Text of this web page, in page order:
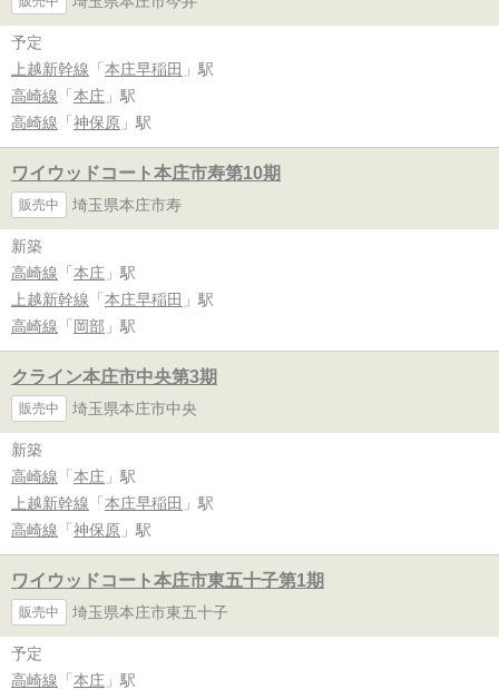
予定
上越新幹線 「 本庄早稲田 」駅
高崎線 「 本庄 」駅
高崎線 「 神保原 」駅
ワイウッドコート本庄市寿第10期
販売中 埼玉県本庄市寿
新築
高崎線 「 本庄 」駅
上越新幹線 「 本庄早稲田 」駅
高崎線 「 岡部 」駅
クライン本庄市中央第3期
販売中 埼玉県本庄市中央
新築
高崎線 「 本庄 」駅
上越新幹線 「 本庄早稲田 」駅
高崎線 「 神保原 」駅
ワイウッドコート本庄市東五十子第1期
販売中 埼玉県本庄市東五十子
予定
高崎線 「 本庄 」駅